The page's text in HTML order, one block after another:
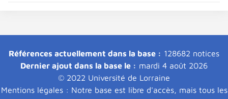
Références actuellement dans la base : 128682 notices
Dernier ajout dans la base le : mardi 4 août 2026
© 2022 Université de Lorraine
Mentions légales : Notre base est libre d'accès, mais tous les